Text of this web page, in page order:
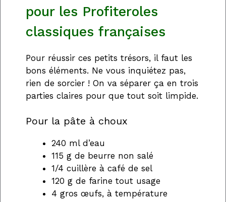
pour les Profiteroles
classiques françaises
Pour réussir ces petits trésors, il faut les
bons éléments. Ne vous inquiétez pas,
rien de sorcier ! On va séparer ça en trois
parties claires pour que tout soit limpide.
Pour la pâte à choux
240 ml d’eau
115 g de beurre non salé
1/4 cuillère à café de sel
120 g de farine tout usage
4 gros œufs, à température